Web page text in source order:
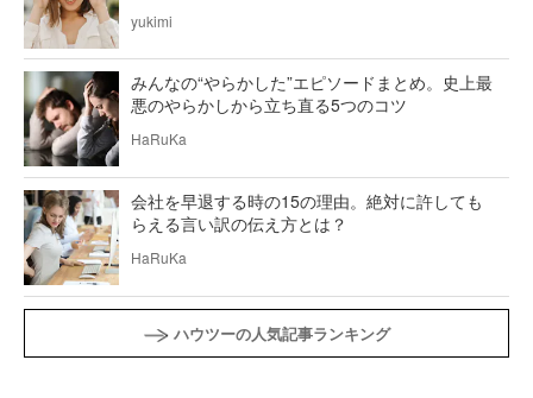
yukimi
みんなの“やらかした”エピソードまとめ。史上最
悪のやらかしから立ち直る5つのコツ
HaRuKa
会社を早退する時の15の理由。絶対に許しても
らえる言い訳の伝え方とは？
HaRuKa
ハウツーの人気記事ランキング